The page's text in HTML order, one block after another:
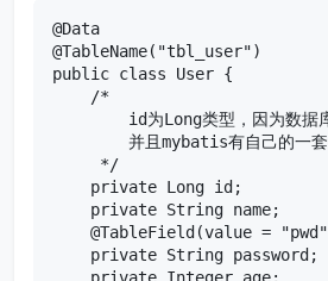
@Data
@TableName("tbl_user")
public class User {
    /*
id为Long类型，因为数据
并且mybatis有自己的一
     */
    private Long id;
    private String name;
@TableField(value =
    private String password;
    private Integer age;